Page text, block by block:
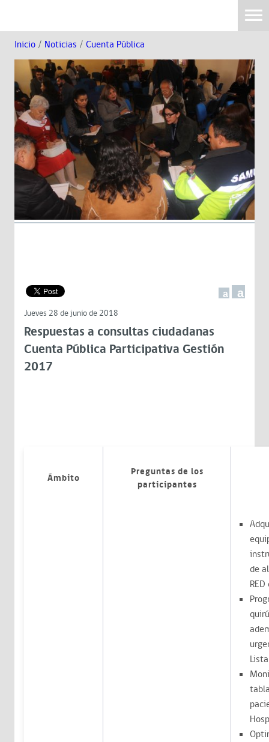
Inicio / Noticias / Cuenta Pública
a a
Jueves 28 de junio de 2018
Respuestas a consultas ciudadanas
Cuenta Pública Participativa Gestión
2017
Ámbito
Preguntas de los
participantes
de